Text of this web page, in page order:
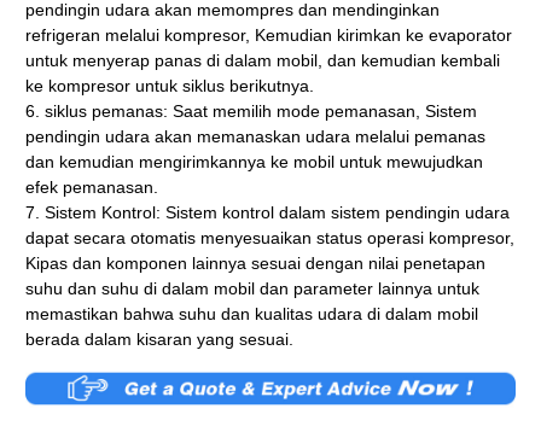
pendingin udara akan memompres dan mendinginkan
refrigeran melalui kompresor, Kemudian kirimkan ke evaporator
untuk menyerap panas di dalam mobil, dan kemudian kembali
ke kompresor untuk siklus berikutnya.
6. siklus pemanas: Saat memilih mode pemanasan, Sistem
pendingin udara akan memanaskan udara melalui pemanas
dan kemudian mengirimkannya ke mobil untuk mewujudkan
efek pemanasan.
7. Sistem Kontrol: Sistem kontrol dalam sistem pendingin udara
dapat secara otomatis menyesuaikan status operasi kompresor,
Kipas dan komponen lainnya sesuai dengan nilai penetapan
suhu dan suhu di dalam mobil dan parameter lainnya untuk
memastikan bahwa suhu dan kualitas udara di dalam mobil
berada dalam kisaran yang sesuai.